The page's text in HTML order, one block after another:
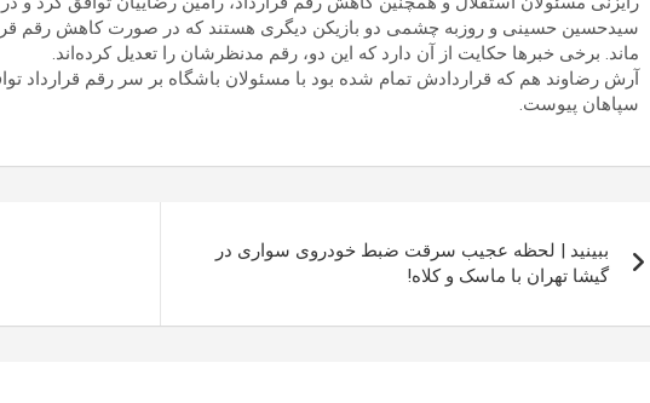
سیدحسین حسینی و روزبه چشمی دو بازیکن دیگری هستند که در صورت کاهش رقم
ماند. برخی خبرها حکایت از آن دارد که این دو، رقم مدنظرشان را تعدیل کرده‌اند.
آرش رضاوند هم که قراردادش تمام شده بود با مسئولان باشگاه بر سر رقم قرارداد
سپاهان پیوست.
نوشته
ببینید | لحظه عجیب سرقت ضبط خودروی سواری در
گیشا تهران با ماسک و کلاه!